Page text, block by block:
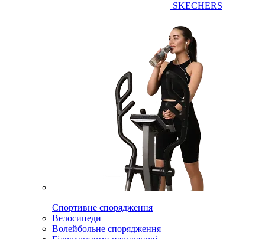
SKECHERS
Спортивне спорядження
Велосипеди
Волейбольне спорядження